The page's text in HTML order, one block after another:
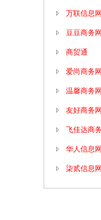
万联信息网
豆豆商务网
商贸通
爱尚商务网
温馨商务网
友好商务网
飞佳达商
华人信息网
柒贰信息网